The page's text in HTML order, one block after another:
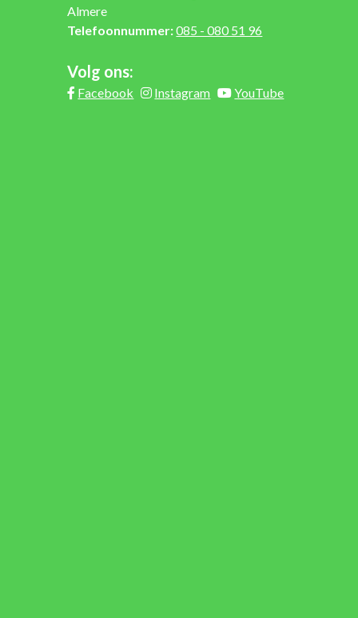
Almere
Telefoonnummer:085 - 080 51 96
Volg ons:
Facebook Instagram YouTube